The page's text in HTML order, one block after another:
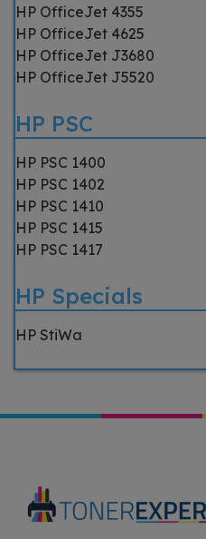
HP OfficeJet 4355
HP OfficeJet 4625
HP OfficeJet J3680
HP OfficeJet J5520
HP PSC
HP PSC 1400
HP PSC 1402
HP PSC 1410
HP PSC 1415
HP PSC 1417
HP Specials
HP StiWa